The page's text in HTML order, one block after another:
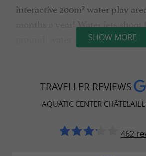
interactive 200m² water play
ground, water cannons let you
splashing everything in its path
tremendous crash!Fun
After the exertion, the reward:
SHOW MORE
TRAVELLER REVIEWS
AQUATIC CENTER
462